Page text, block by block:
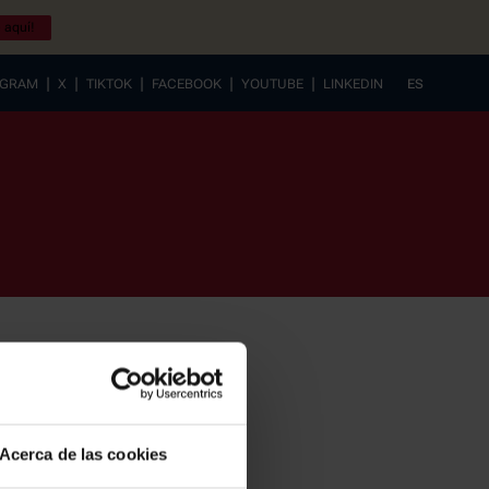
Acerca de las cookies
aquí!
| X | TIKTOK | FACEBOOK | YOUTUBE | LINKEDIN
ES